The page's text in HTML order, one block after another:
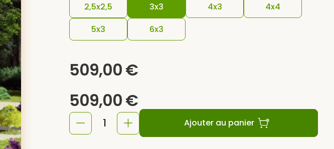
2,5x2,5 3x3 4x3
4x4
5x3
6x3
509,00€
509,00€
quantité
Ajouter au panier